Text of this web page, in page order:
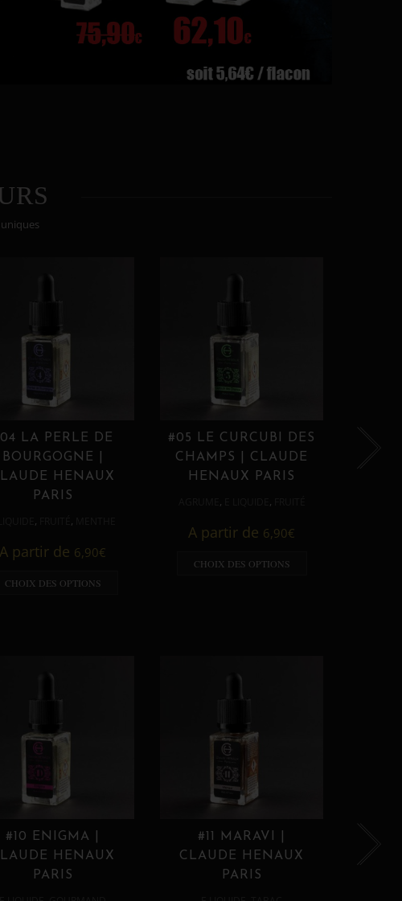
LA PERLE DE
BOURGOGNE |
HENAUX
PARIS
, ,
A partir de 6,90€
CHOIX DES OPTIONS
#05 LE CURCUBI DES
CHAMPS | CLAUDE
HENAUX PARIS
, ,
A partir de 6,90€
CHOIX DES OPTIONS
#10 ENIGMA |
HENAUX
PARIS
#11 MARAVI |
CLAUDE HENAUX
PARIS